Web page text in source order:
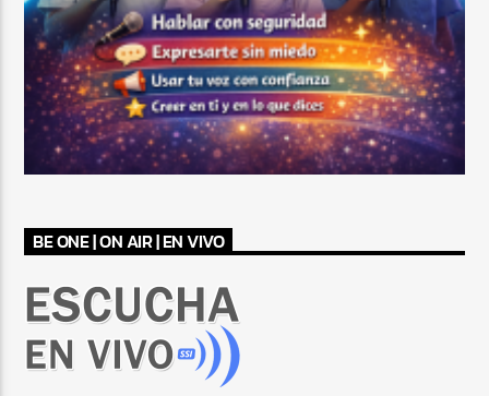
BE ONE | ON AIR | EN VIVO